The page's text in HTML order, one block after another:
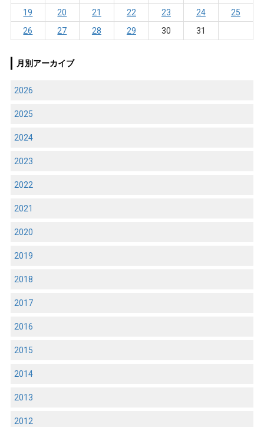
19
20 21 22 23 24
25
26
27 28 29 30 31
月別アーカイブ
2026
2025
2024
2023
2022
2021
2020
2019
2018
2017
2016
2015
2014
2013
2012